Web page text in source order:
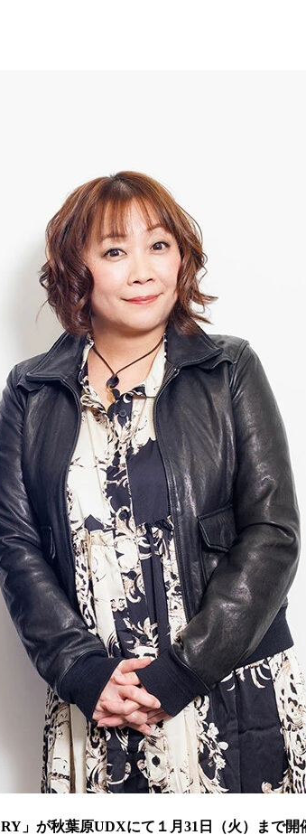
」が秋葉原UDXにて１月31日（火）まで開